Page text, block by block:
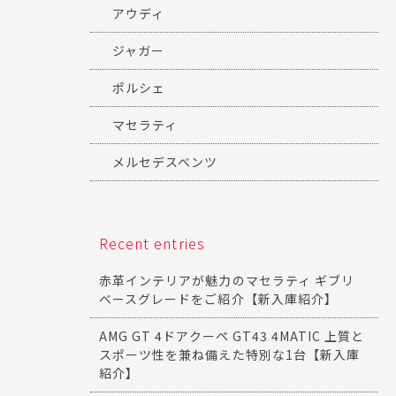
アウディ
ジャガー
ポルシェ
マセラティ
メルセデスベンツ
Recent entries
赤革インテリアが魅力のマセラティ ギブリ
ベースグレードをご紹介【新入庫紹介】
AMG GT 4ドアクーペ GT43 4MATIC 上質と
スポーツ性を兼ね備えた特別な1台【新入庫
紹介】